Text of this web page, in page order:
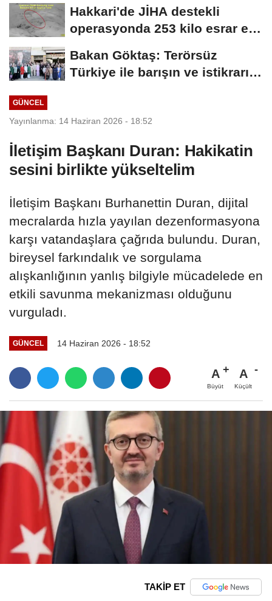
Hakkari'de JİHA destekli
operasyonda 253 kilo esrar ele
Bakan Göktaş: Terörsüz
Türkiye ile barışın ve istikrarın
GÜNCEL
Yayınlanma: 14 Haziran 2026 - 18:52
İletişim Başkanı Duran: Hakikatin
sesini birlikte yükseltelim
İletişim Başkanı Burhanettin Duran, dijital
mecralarda hızla yayılan dezenformasyona
karşı vatandaşlara çağrıda bulundu. Duran,
bireysel farkındalık ve sorgulama
alışkanlığının yanlış bilgiyle mücadelede en
etkili savunma mekanizması olduğunu
vurguladı.
GÜNCEL 14 Haziran 2026 - 18:52
A
Büyüt
A
Küçült
TAKİP ET